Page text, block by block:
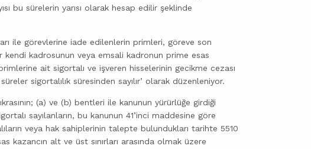
bu sürelerin yarısı olarak hesap edilir şeklinde
ile görevlerine iade edilenlerin primleri, göreve son
kendi kadrosunun veya emsali kadronun prime esas
ait sigortalı ve işveren hisselerinin gecikme cezası
sigortalılık süresinden sayılır’ olarak düzenleniyor.
(a) ve (b) bentleri ile kanunun yürürlüğe girdiği
sayılanların, bu kanunun 41’inci maddesine göre
veya hak sahiplerinin talepte bulundukları tarihte 5510
kazancın alt ve üst sınırları arasında olmak üzere